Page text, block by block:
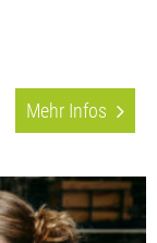
Mehr Infos